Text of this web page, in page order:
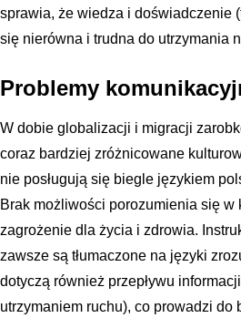
sprawia, że wiedza i doświadczenie
się nierówna i trudna do utrzymania
Problemy
W dobie globalizacji i migracji
coraz bardziej zróżnicowane
nie posługują się biegle językiem
Brak możliwości porozumienia się
zagrożenie dla życia i zdrowia.
zawsze są tłumaczone na języki
dotyczą również przepływu
utrzymaniem ruchu), co prowadzi do